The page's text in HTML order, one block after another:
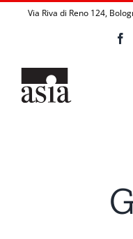
Via Riva di Reno 124,